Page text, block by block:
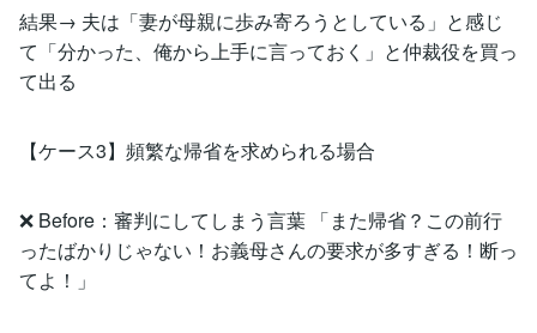
結果→ 夫は「妻が母親に歩み寄ろうとしている」と感じ
て「分かった、俺から上手に言っておく」と仲裁役を買っ
て出る
【ケース3】頻繁な帰省を求められる場合
❌ Before：審判にしてしまう言葉 「また帰省？この前行
ったばかりじゃない！お義母さんの要求が多すぎる！断っ
てよ！」